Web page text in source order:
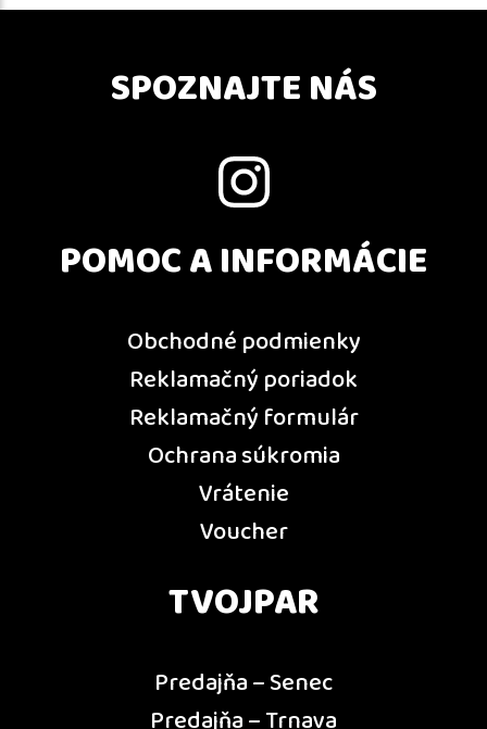
SPOZNAJTE NÁS
POMOC A INFORMÁCIE
Obchodné podmienky
Reklamačný poriadok
Reklamačný formulár
Ochrana súkromia
Vrátenie
Voucher
TVOJPAR
Predajňa – Senec